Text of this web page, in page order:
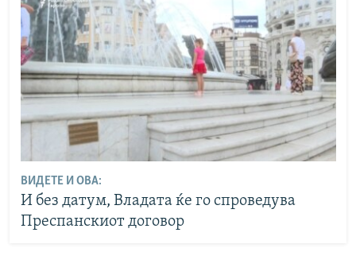
ВИДЕТЕ И ОВА:
И без датум, Владата ќе го спроведува
Преспанскиот договор